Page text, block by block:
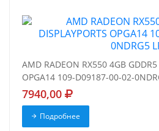
AMD RADEON RX550 4GB GDDR5
OPGA14 109-D09187-00-02-
7940,00
Подробнее